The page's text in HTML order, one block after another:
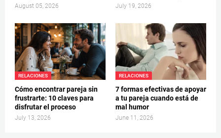
August 05, 2026 July 19, 2026
RELACIONES
Cómo encontrar pareja sin
frustrarte: 10 claves para
disfrutar el proceso
July 13, 2026
RELACIONES
7 formas efectivas de apoyar
a tu pareja cuando está de
mal humor
June 11, 2026